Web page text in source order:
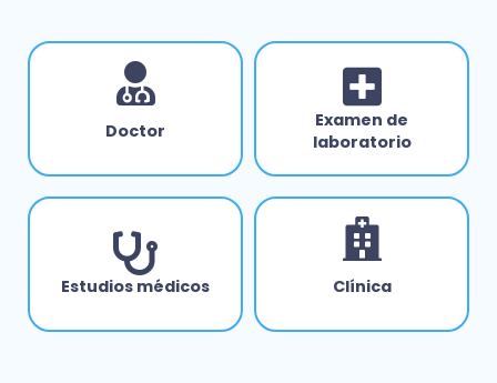
Doctor
Examen de
laboratorio
Estudios médicos Clínica